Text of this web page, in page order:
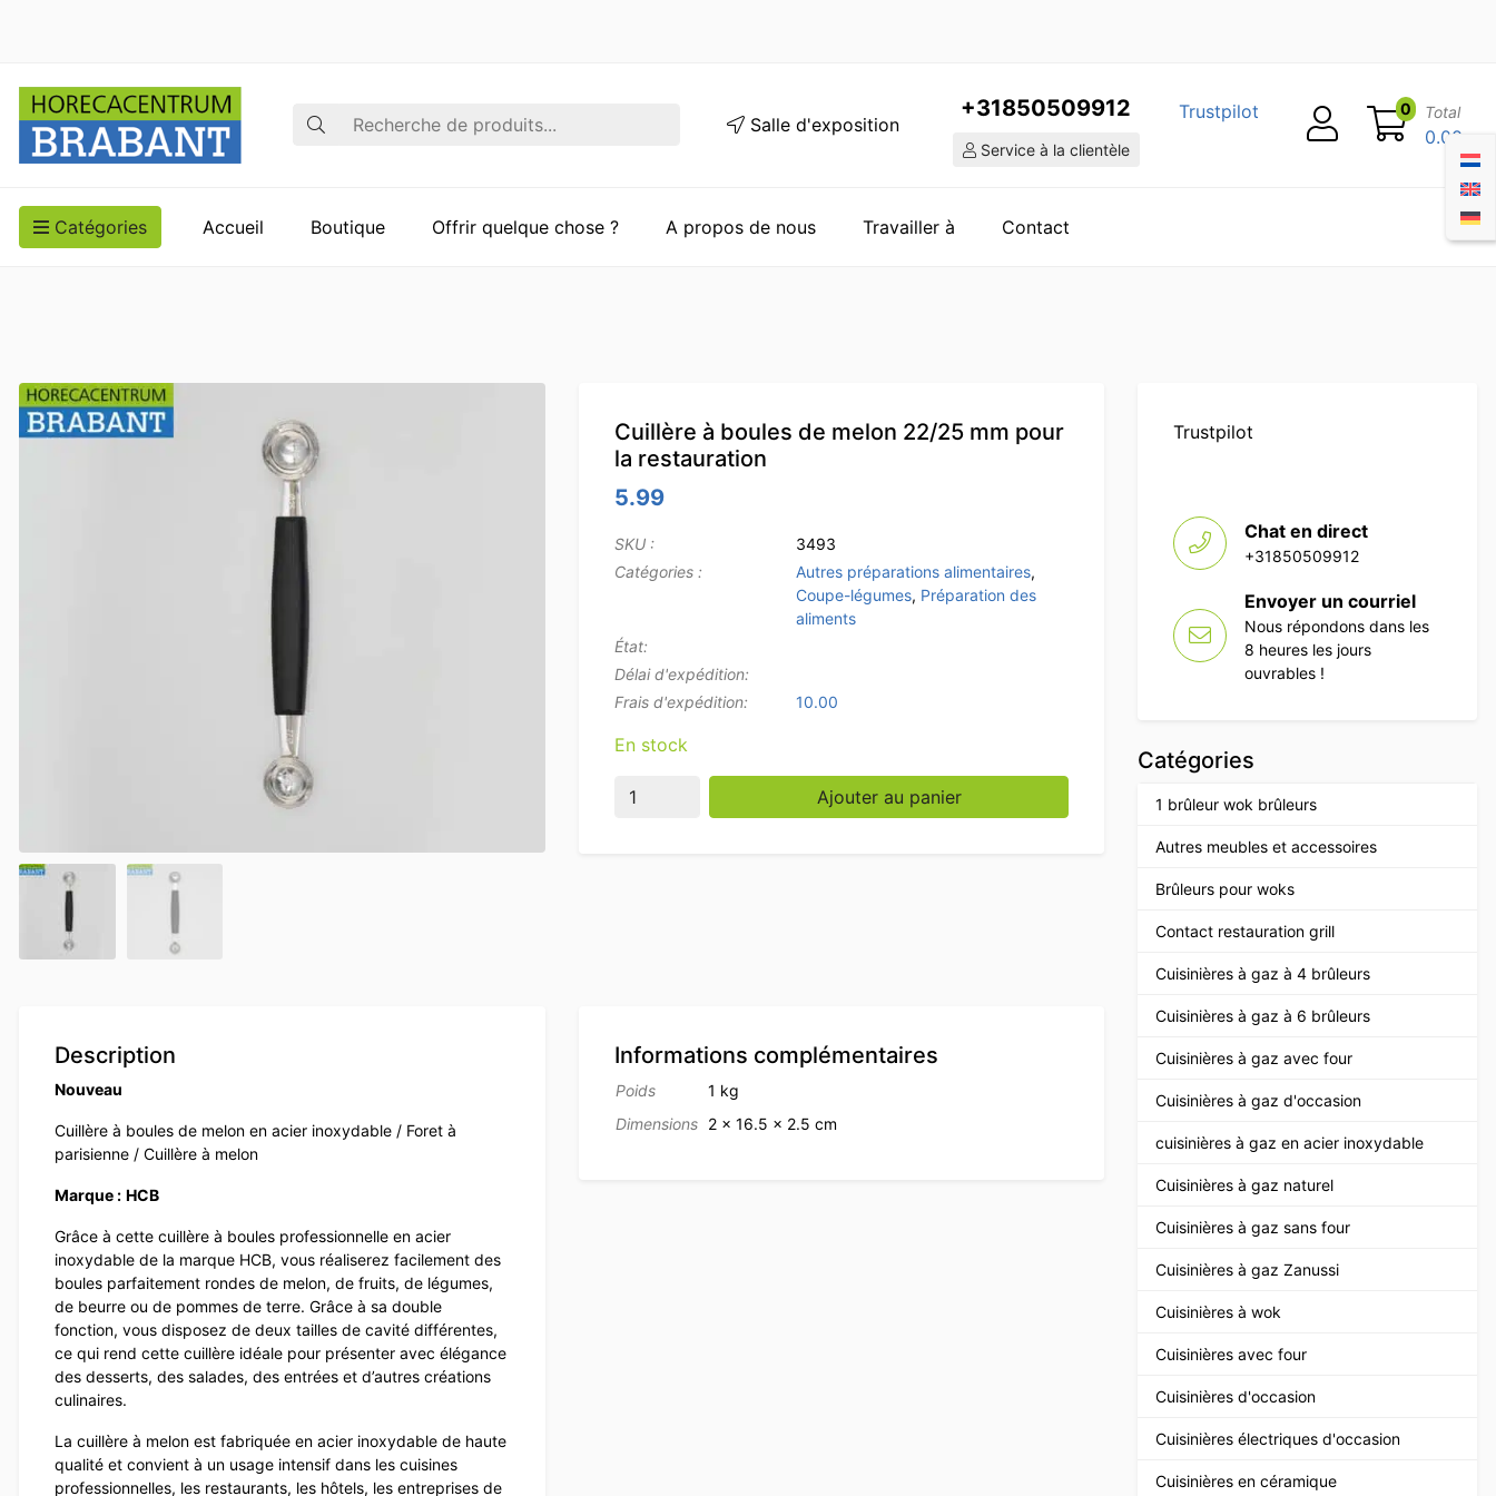
Recherche Salle d'exposition
+31850509912
Service à la clientèle
Trustpilot 0 Total
0.00
Catégories Accueil Boutique Offrir quelque chose ? A propos de nous Travailler à Contact
Cuillère à boules de melon 22/25 mm pour
la restauration
5.99
SKU :
3493
Catégories :
Autres préparations alimentaires,
Coupe-légumes, Préparation des
aliments
État:
Délai d'expédition:
Frais d'expédition:
10.00
En stock
quantité de Cuillère à boules de melon 22/25 mm pour la restauration
Ajouter au panier
Description
Nouveau
Cuillère à boules de melon en acier inoxydable / Foret à
parisienne / Cuillère à melon
Marque : HCB
Grâce à cette cuillère à boules professionnelle en acier
inoxydable de la marque HCB, vous réaliserez facilement des
boules parfaitement rondes de melon, de fruits, de légumes,
de beurre ou de pommes de terre. Grâce à sa double
fonction, vous disposez de deux tailles de cavité différentes,
ce qui rend cette cuillère idéale pour présenter avec élégance
des desserts, des salades, des entrées et d’autres créations
culinaires.
La cuillère à melon est fabriquée en acier inoxydable de haute
qualité et convient à un usage intensif dans les cuisines
professionnelles, les restaurants, les hôtels, les entreprises de
Informations complémentaires
Poids
1 kg
Dimensions
2 × 16.5 × 2.5 cm
Trustpilot
Chat en direct
+31850509912
Envoyer un courriel
Nous répondons dans les
8 heures les jours
ouvrables !
Catégories
1 brûleur wok brûleurs
Autres meubles et accessoires
Brûleurs pour woks
Contact restauration grill
Cuisinières à gaz à 4 brûleurs
Cuisinières à gaz à 6 brûleurs
Cuisinières à gaz avec four
Cuisinières à gaz d'occasion
cuisinières à gaz en acier inoxydable
Cuisinières à gaz naturel
Cuisinières à gaz sans four
Cuisinières à gaz Zanussi
Cuisinières à wok
Cuisinières avec four
Cuisinières d'occasion
Cuisinières électriques d'occasion
Cuisinières en céramique